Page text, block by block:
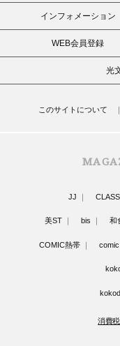
インフォメーション
WEB会員登録
光
このサイトについて
JJ
美ST bis 和
COMIC熱帯
消費